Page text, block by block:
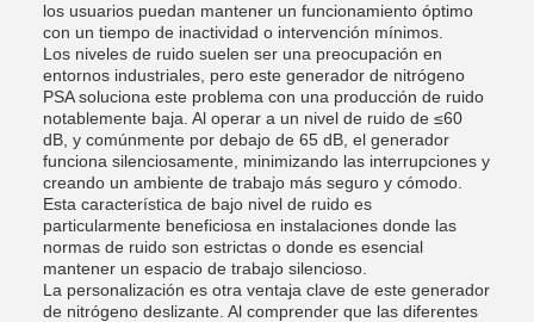
los usuarios puedan mantener un funcionamiento óptimo
con un tiempo de inactividad o intervención mínimos.
Los niveles de ruido suelen ser una preocupación en
entornos industriales, pero este generador de nitrógeno
PSA soluciona este problema con una producción de ruido
notablemente baja. Al operar a un nivel de ruido de ≤60
dB, y comúnmente por debajo de 65 dB, el generador
funciona silenciosamente, minimizando las interrupciones y
creando un ambiente de trabajo más seguro y cómodo.
Esta característica de bajo nivel de ruido es
particularmente beneficiosa en instalaciones donde las
normas de ruido son estrictas o donde es esencial
mantener un espacio de trabajo silencioso.
La personalización es otra ventaja clave de este generador
de nitrógeno deslizante. Al comprender que las diferentes